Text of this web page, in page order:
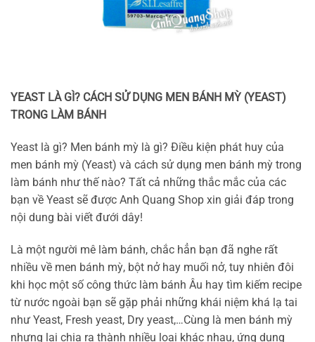
YEAST LÀ GÌ? CÁCH SỬ DỤNG MEN BÁNH MỲ (YEAST)
TRONG LÀM BÁNH
Yeast là gì? Men bánh mỳ là gì? Điều kiện phát huy của
men bánh mỳ (Yeast) và cách sử dụng men bánh mỳ trong
làm bánh như thế nào? Tất cả những thắc mắc của các
bạn về Yeast sẽ được Anh Quang Shop xin giải đáp trong
nội dung bài viết đưới dây!
Là một người mê làm bánh, chắc hẳn bạn đã nghe rất
nhiều về men bánh mỳ, bột nở hay muối nở, tuy nhiên đôi
khi học một số công thức làm bánh Âu hay tìm kiếm recipe
từ nước ngoài bạn sẽ gặp phải những khái niệm khá lạ tai
như Yeast, Fresh yeast, Dry yeast,…Cùng là men bánh mỳ
nhưng lại chia ra thành nhiều loại khác nhau, ứng dụng